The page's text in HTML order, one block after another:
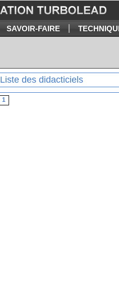
SAVOIR-FAIRE
Liste des didacticiels
1